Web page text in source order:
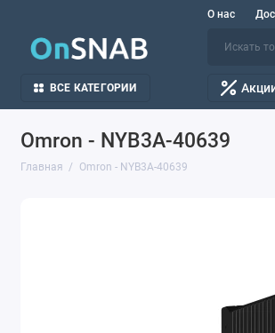
О нас
ВСЕ КАТЕГОРИИ
Omron - NYB3A-40639
Главная Omron - NYB3A-40639